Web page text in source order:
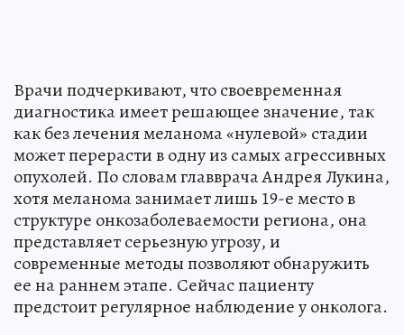
Врачи подчеркивают, что своевременная
диагностика имеет решающее значение, так
как без лечения меланома «нулевой» стадии
может перерасти в одну из самых агрессивных
опухолей. По словам главврача Андрея Лукина,
хотя меланома занимает лишь 19-е место в
структуре онкозаболеваемости региона, она
представляет серьезную угрозу, и
современные методы позволяют обнаружить
ее на раннем этапе. Сейчас пациенту
предстоит регулярное наблюдение у онколога.